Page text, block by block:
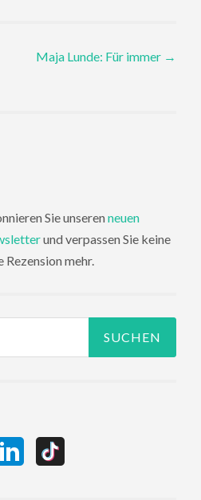
Maja Lunde: Für immer →
Sie unseren neuen
und verpassen Sie keine
Rezension mehr.